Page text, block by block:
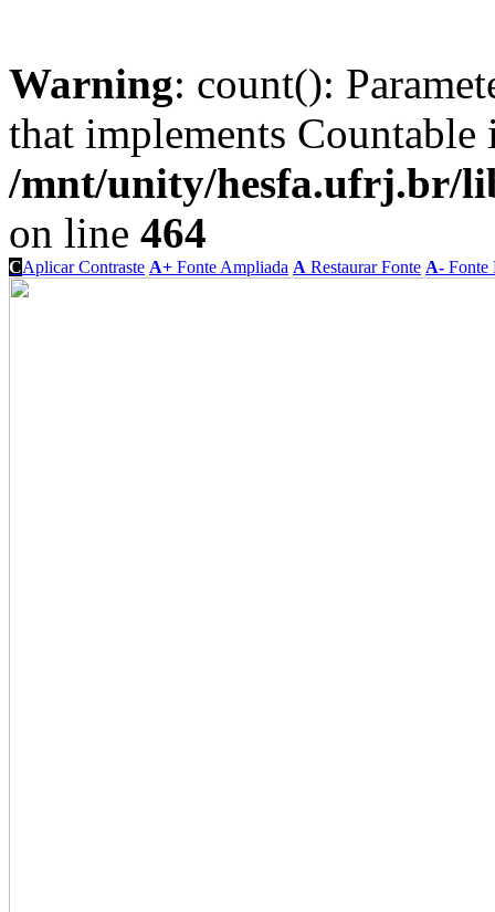
Warning: count():
that implements Countable
/mnt/unity/hesfa.ufrj.br/
on line 464
CAplicar Contraste A+ Fonte Ampliada A Restaurar Fonte A- Fonte